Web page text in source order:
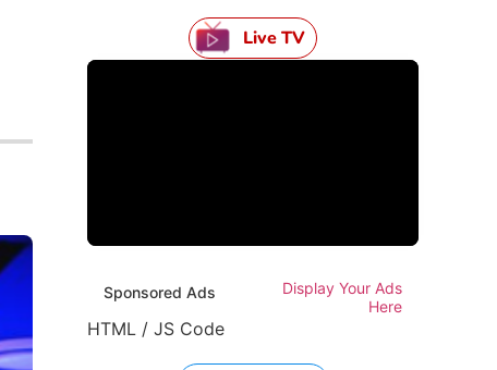
Live TV
Sponsored Ads
Display Your Ads
Here
HTML / JS Code